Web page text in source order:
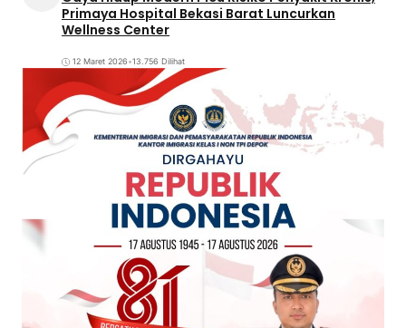
Primaya Hospital Bekasi Barat Luncurkan
Wellness Center
12 Maret 2026•13.756 Dilihat